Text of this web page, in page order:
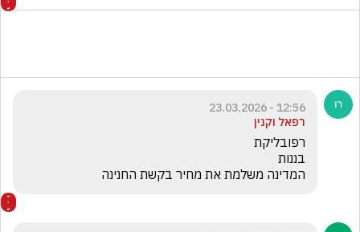
12:56 - 23.03.2026
רפאל וקנין
המדינה משלמת את מחיר בקשת החנינה